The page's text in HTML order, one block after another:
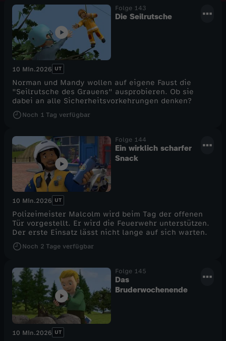
Folge 143
Die Seilrutsche
10 Min.2026 UT
Norman und Mandy wollen auf eigene Faust die
"Seilrutsche des Grauens" ausprobieren. Ob sie
dabei an alle Sicherheitsvorkehrungen denken?
Noch 1 Tag verfügbar
Folge 144
Ein wirklich scharfer
Snack
10 Min.2026 UT
Polizeimeister Malcolm wird beim Tag der offenen
Tür vorgestellt. Er wird die Feuerwehr unterstützen.
Der erste Einsatz lässt nicht lange auf sich warten.
Noch 2 Tage verfügbar
Folge 145
Das
Bruderwochenende
10 Min.2026 UT